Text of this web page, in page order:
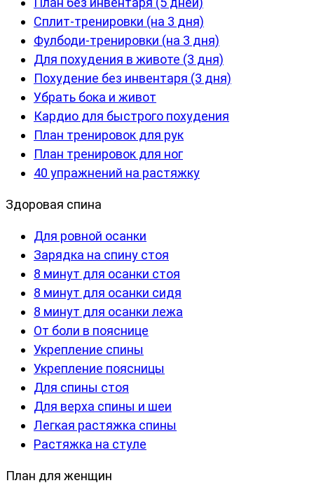
Сплит-тренировки (на 3 дня)
Фулбоди-тренировки (на 3 дня)
Для похудения в животе (3 дня)
Похудение без инвентаря (3 дня)
Убрать бока и живот
Кардио для быстрого похудения
План тренировок для рук
План тренировок для ног
40 упражнений на растяжку
Здоровая спина
Для ровной осанки
Зарядка на спину стоя
8 минут для осанки стоя
8 минут для осанки сидя
8 минут для осанки лежа
От боли в пояснице
Укрепление спины
Укрепление поясницы
Для спины стоя
Для верха спины и шеи
Легкая растяжка спины
Растяжка на стуле
План для женщин